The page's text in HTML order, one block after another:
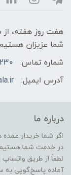
شما عزیزان
شماره تماس:
آدرس ایمیل:
درباره ما
اگر شما خریدار
در خدمت شما هستیم.
لطفاً از طریق واتساپ
آماده پاسخ‌گویی